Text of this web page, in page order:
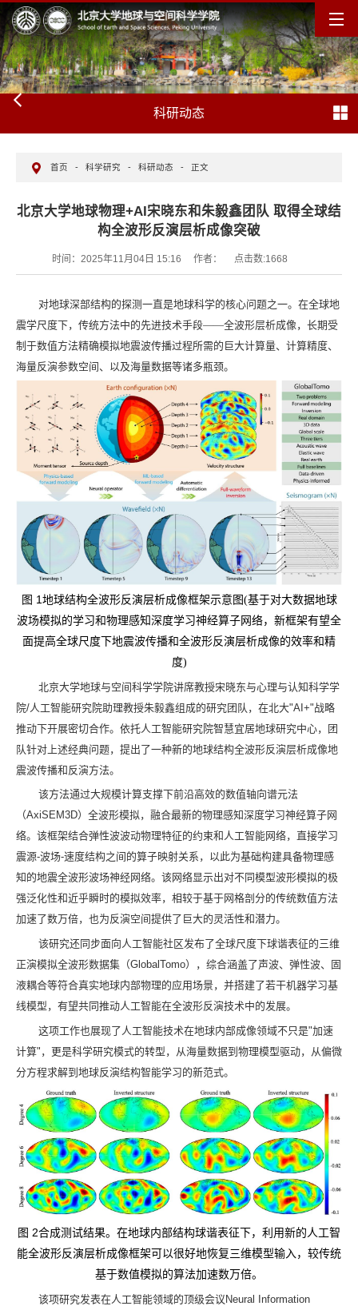
科研动态
首页 - 科学研究 - 科研动态 - 正文
北京大学地球物理+AI宋晓东和朱毅鑫团队 取得全球结
构全波形反演层析成像突破
时间：2025年11月04日 15:16 作者： 点击数:1668
对地球深部结构的探测一直是地球科学的核心问题之一。在全球地
震学尺度下，传统方法中的先进技术手段——全波形层析成像，长期受
制于数值方法精确模拟地震波传播过程所需的巨大计算量、计算精度、
海量反演参数空间、以及海量数据等诸多瓶颈。
图 1 地球结构全波形反演层析成像框架示意图(基于对大数据地球
波场模拟的学习和物理感知深度学习神经算子网络，新框架有望全
面提高全球尺度下地震波传播和全波形反演层析成像的效率和精
度)
北京大学地球与空间科学学院讲席教授宋晓东与心理与认知科学学
院/人工智能研究院助理教授朱毅鑫组成的研究团队，在北大"AI+"战略
推动下开展密切合作。依托人工智能研究院智慧宜居地球研究中心，团
队针对上述经典问题，提出了一种新的地球结构全波形反演层析成像地
震波传播和反演方法。
该方法通过大规模计算支撑下前沿高效的数值轴向谱元法
（AxiSEM3D）全波形模拟，融合最新的物理感知深度学习神经算子网
络。该框架结合弹性波波动物理特征的约束和人工智能网络，直接学习
震源-波场-速度结构之间的算子映射关系，以此为基础构建具备物理感
知的地震全波形波场神经网络。该网络显示出对不同模型波形模拟的极
强泛化性和近乎瞬时的模拟效率，相较于基于网格剖分的传统数值方法
加速了数万倍，也为反演空间提供了巨大的灵活性和潜力。
该研究还同步面向人工智能社区发布了全球尺度下球谐表征的三维
正演模拟全波形数据集（GlobalTomo），综合涵盖了声波、弹性波、固
液耦合等符合真实地球内部物理的应用场景，并搭建了若干机器学习基
线模型，有望共同推动人工智能在全波形反演技术中的发展。
这项工作也展现了人工智能技术在地球内部成像领域不只是"加速
计算" ，更是科学研究模式的转型，从海量数据到物理模型驱动，从偏微
分方程求解到地球反演结构智能学习的新范式。
图 2合成测试结果。在地球内部结构球谐表征下，利用新的人工智
能全波形反演层析成像框架可以很好地恢复三维模型输入，较传统
基于数值模拟的算法加速数万倍。
该项研究发表在人工智能领域的顶级会议 Neural Information